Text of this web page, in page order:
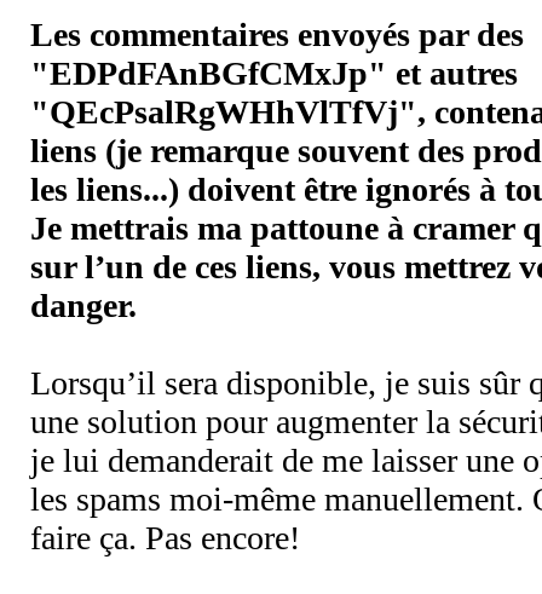
Les commentaires envoyés par des
"EDPdFAnBGfCMxJp" et autres
"QEcPsalRgWHhVlTfVj",
liens (je remarque souvent des
les liens...) doivent être ignorés à
Je mettrais ma pattoune à cramer
sur l’un de ces liens, vous mettrez
danger.
Lorsqu’il sera disponible, je suis sûr
une solution pour augmenter la
je lui demanderait de me laisser une
les spams moi-même manuellement.
faire ça. Pas encore!